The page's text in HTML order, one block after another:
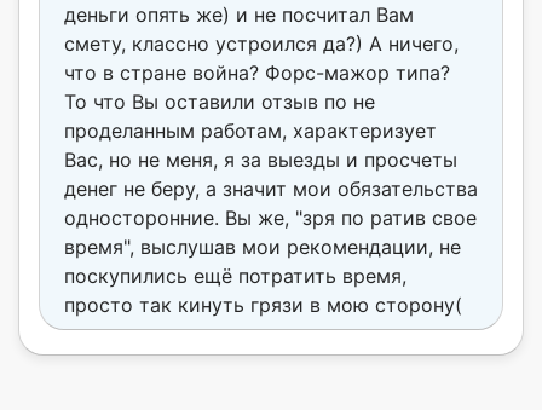
деньги опять же) и не посчитал Вам
смету, классно устроился да?) А ничего,
что в стране война? Форс-мажор типа?
То что Вы оставили отзыв по не
проделанным работам, характеризует
Вас, но не меня, я за выезды и просчеты
денег не беру, а значит мои обязательства
односторонние. Вы же, "зря по ратив свое
время", выслушав мои рекомендации, не
поскупились ещё потратить время,
просто так кинуть грязи в мою сторону(